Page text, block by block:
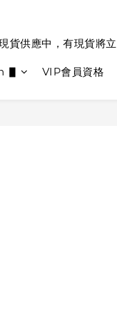
貨供應中，有現貨將
▋ VIP會員資格